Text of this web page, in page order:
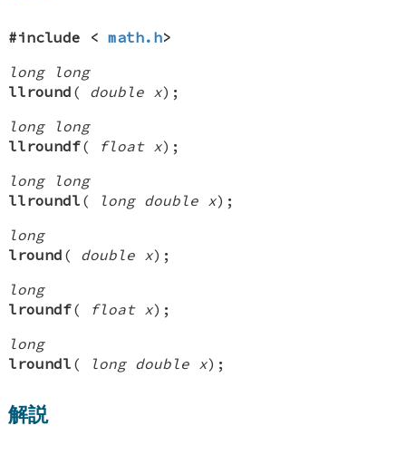
#include <math.h>
long long
llround ( double x);
long long
llroundf( float x);
long long
llroundl ( long double x);
long
lround ( double x);
long
lroundf( float x);
long
lroundl ( long double x);
解説